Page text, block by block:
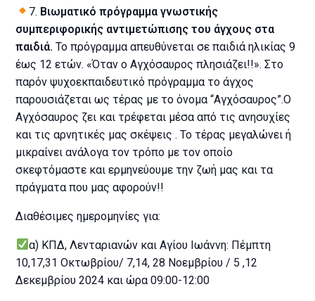
7. Βιωματικό πρόγραμμα γνωστικής
συμπεριφορικής αντιμετώπισης του άγχους στα
παιδιά. Το πρόγραμμα απευθύνεται σε παιδιά ηλικίας 9
έως 12 ετών. «Όταν ο Αγχόσαυρος πλησιάζει!!». Στο
παρόν ψυχοεκπαιδευτικό πρόγραμμα το άγχος
παρουσιάζεται ως τέρας με το όνομα “Αγχόσαυρος”.Ο
Αγχόσαυρος ζει και τρέφεται μέσα από τις ανησυχίες
και τις αρνητικές μας σκέψεις . Το τέρας μεγαλώνει ή
μικραίνει ανάλογα τον τρόπο με τον οποίο
σκεφτόμαστε και ερμηνεύουμε την ζωή μας και τα
πράγματα που μας αφορούν!!
Διαθέσιμες ημερομηνίες για:
α) ΚΠΔ, Λενταριανών και Αγίου Ιωάννη: Πέμπτη
10,17,31 Οκτωβρίου/ 7,14, 28 Νοεμβρίου / 5 ,12
Δεκεμβρίου 2024 και ώρα 09:00-12:00